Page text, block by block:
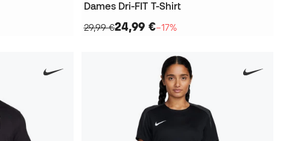
Dames Dri-FIT T-Shirt
29,99 €24,99 €−17%